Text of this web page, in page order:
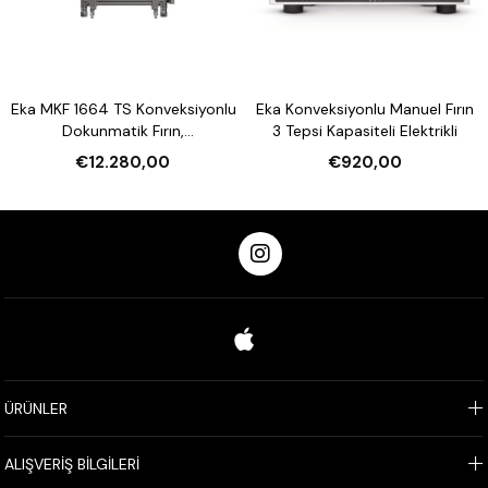
Eka MKF 1664 TS Konveksiyonlu
Dokunmatik Fırın,
Nemlendirmeli 16 Tepsi
Kapasiteli Elektrikli
€12.280,00
Eka Konveksiyonlu Manuel Fırın
3 Tepsi Kapasiteli Elektrikli
€920,00
ÜRÜNLER
ALIŞVERİŞ BİLGİLERİ